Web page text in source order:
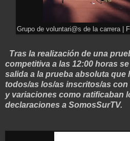
Grupo de voluntari@s de la carrera |
Tras la realización de una
competitiva a las 12:00 horas
salida a la prueba absoluta que
todos/as los/as inscritos/as
y variaciones como ratificaban
declaraciones a SomosSurTV.